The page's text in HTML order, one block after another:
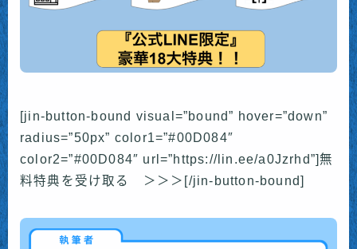
[jin-button-bound visual=”bound” hover=”down”
radius=”50px” color1=”#00D084″
color2=”#00D084″ url=”https://lin.ee/a0Jzrhd”]無
料特典を受け取る ＞＞＞[/jin-button-bound]